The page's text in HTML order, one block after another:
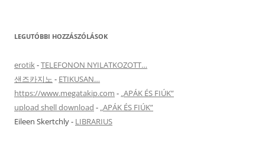
LEGUTÓBBI HOZZÁSZÓLÁSOK
erotik-TELEFONON NYILATKOZOTT…
샌즈카지노 - ETIKUSAN…
https://www.megatakip.com - „APÁK ÉS FIÚK”
upload shell download - „APÁK ÉS FIÚK”
Eileen Skertchly- LIBRARIUS